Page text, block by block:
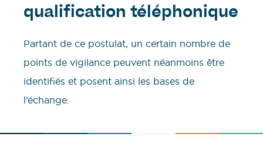
qualification téléphonique
Partant de ce postulat, un certain nombre de
points de vigilance peuvent néanmoins être
identifiés et posent ainsi les bases de
l’échange.